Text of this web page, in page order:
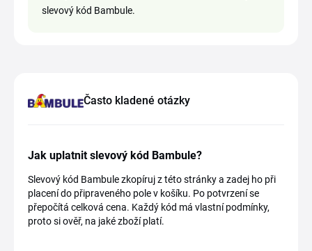
slevový kód Bambule.
Často kladené otázky
Jak uplatnit slevový kód Bambule?
Slevový kód Bambule zkopíruj z této stránky a zadej ho při
placení do připraveného pole v košíku. Po potvrzení se
přepočítá celková cena. Každý kód má vlastní podmínky,
proto si ověř, na jaké zboží platí.